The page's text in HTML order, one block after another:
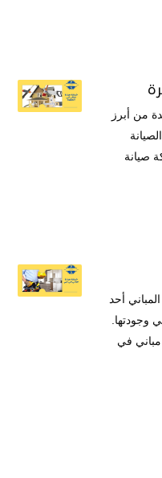
من أبرز
صيانة
أحد
وجودتها.
في